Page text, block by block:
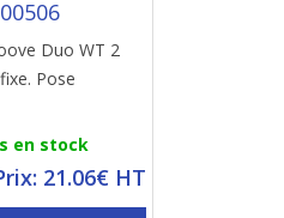
Duo WT 2
Pose
en stock
21.06€ HT